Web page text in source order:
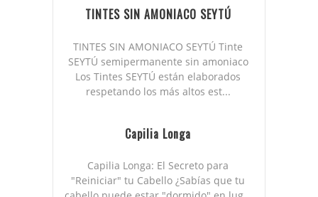
TINTES SIN AMONIACO SEYTÚ
TINTES SIN AMONIACO SEYTÚ Tinte
SEYTÚ semipermanente sin amoniaco
Los Tintes SEYTÚ están elaborados
respetando los más altos est...
Capilia Longa
Capilia Longa: El Secreto para
"Reiniciar" tu Cabello ¿Sabías que tu